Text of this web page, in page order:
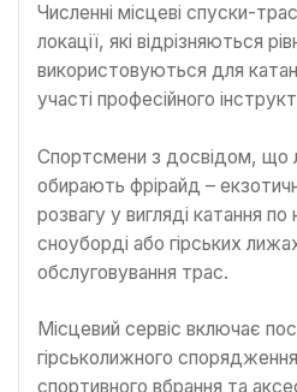
Численні місцеві спуски-
локації, які відрізняються
використовуються для
участі професійного
Спортсмени з досвідом, що
обирають фрірайд –
розвагу у вигляді катання
сноуборді або гірських
обслуговування трас.
Місцевий сервіс включає
гірськолижного
спортивного вбрання та